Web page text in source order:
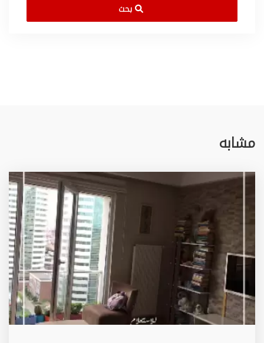
بحث
مشابه